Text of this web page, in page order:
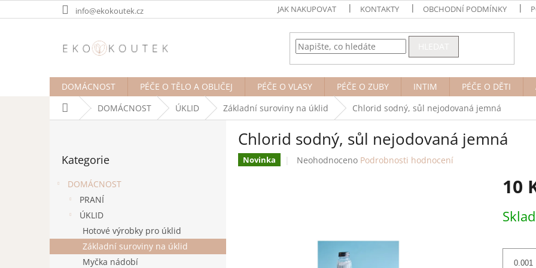
na
info@ekokoutek.cz JAK NAKUPOVAT KONTAKTY OBCHODNÍ PODMÍNKY
DOMÁCNOST PÉČE O TĚLO A OBLIČEJ PÉČE O VLASY PÉČE O ZUBY INTIM PÉČE O DĚTI
Domů DOMÁCNOST ÚKLID Základní suroviny na úklid Chlorid sodný, sůl nejodovaná jemná
a
kategorie
Kategorie
DOMÁCNOST
PRANÍ
ÚKLID
Hotové výrobky pro úklid
Základní suroviny na úklid
Myčka nádobí
Chlorid sodný, sůl nejodovaná jemná
Novinka
Průměrné
hvězdiček.
Neohodnoceno Podrobnosti hodnocení
10
cena: